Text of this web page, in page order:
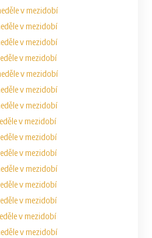
v mezidobí
v mezidobí
v mezidobí
v mezidobí
v mezidobí
v mezidobí
v mezidobí
v mezidobí
v mezidobí
v mezidobí
v mezidobí
v mezidobí
v mezidobí
v mezidobí
v mezidobí